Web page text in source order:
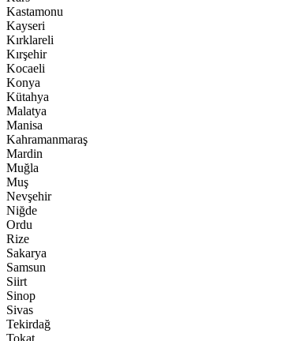
Kastamonu
Kayseri
Kırklareli
Kırşehir
Kocaeli
Konya
Kütahya
Malatya
Manisa
Kahramanmaraş
Mardin
Muğla
Muş
Nevşehir
Niğde
Ordu
Rize
Sakarya
Samsun
Siirt
Sinop
Sivas
Tekirdağ
Tokat